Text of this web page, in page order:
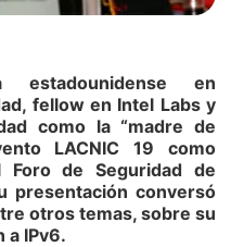
estadounidense en
fellow en Intel Labs y
como la “madre de
LACNIC 19 como
Foro de Seguridad de
presentación conversó
otros temas, sobre su
a IPv6.